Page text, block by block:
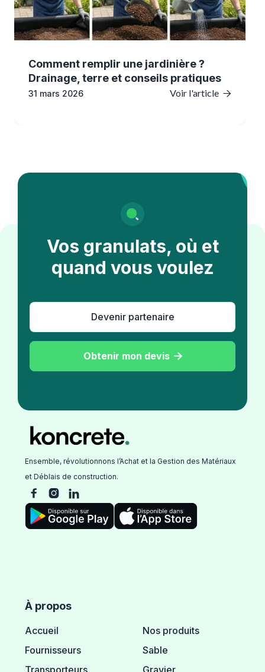
Comment remplir une jardinière ?
Drainage, terre et conseils pratiques
31 mars 2026 Voir l'article 
Vos granulats, où et
quand vous voulez
Devenir partenaire
Obtenir mon devis 
Ensemble, révolutionnons l’Achat et la Gestion des Matériaux
et Déblais de construction.
  
À propos
Accueil
Fournisseurs
Transporteurs
Nos produits
Sable
Gravier